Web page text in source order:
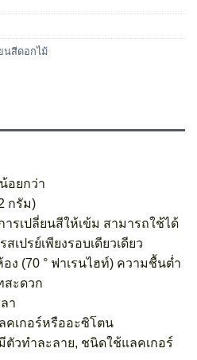
สีดอกไม้
อยกว่า
กรัม)
รเปลี่ยนสีให้เข้ม สามารถใช้ได้
เปรย์เพียงรอบเดียวเดียว
(70 ° ฟาเรนไฮท์) ความชื้นต่ำ
สะดวก
า
คเกอร์หรืออะซิโตน
วทำละลาย, ชนิดใช้แลคเกอร์